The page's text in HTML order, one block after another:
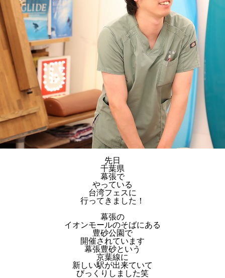
先日
千葉県
幕張で
やっている
台湾フェスに
行ってきました！
幕張の
イオンモールのそばにある
豊砂公園で
開催されています
幕張豊砂という
京葉線に
新しい駅が出来ていて
びっくりしました笑